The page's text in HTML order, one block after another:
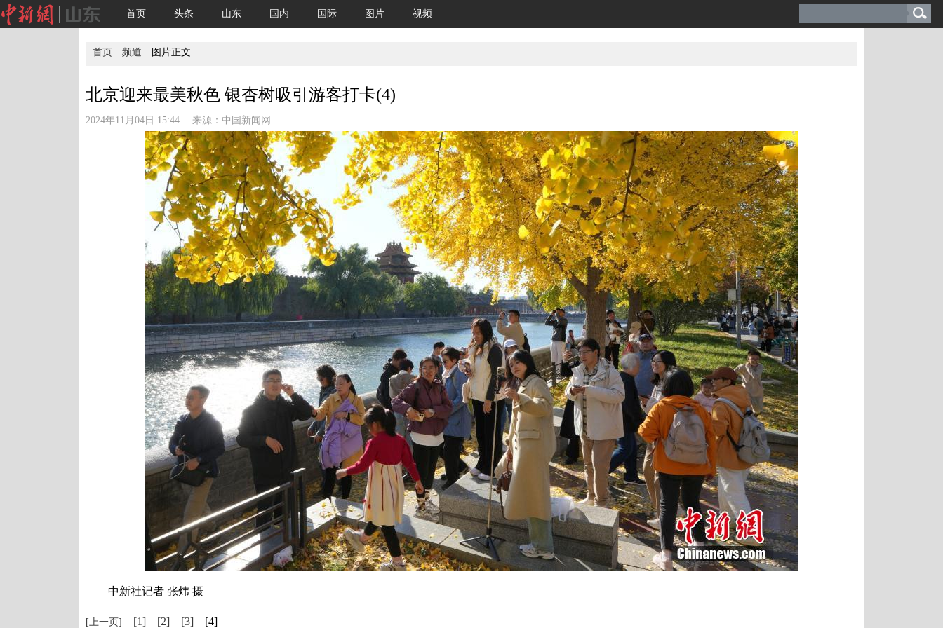
首页 头条 山东 国内 国际 图片 视频
首页—频道—图片正文
北京迎来最美秋色 银杏树吸引游客打卡(4)
2024年11月04日 15:44 来源： 中国新闻网
中新社记者 张炜 摄
[上一页] [1] [2] [3] [4]